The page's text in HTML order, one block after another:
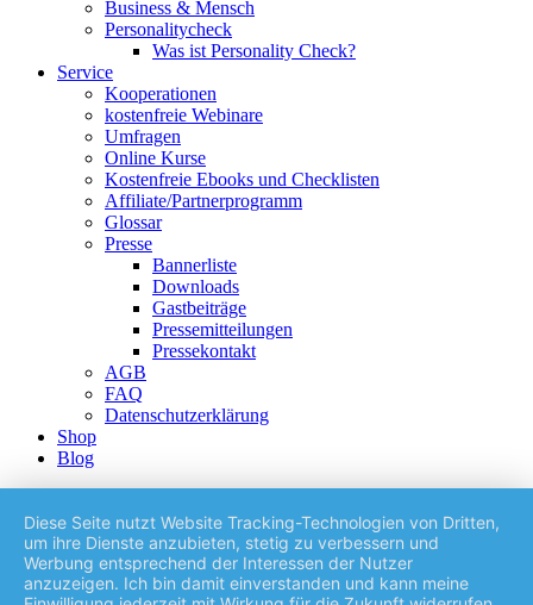
Business & Mensch
Personalitycheck
Was ist Personality Check?
Service
Kooperationen
kostenfreie Webinare
Umfragen
Online Kurse
Kostenfreie Ebooks und Checklisten
Affiliate/Partnerprogramm
Glossar
Presse
Bannerliste
Downloads
Gastbeiträge
Pressemitteilungen
Pressekontakt
AGB
FAQ
Datenschutzerklärung
Shop
Blog
Diese Seite nutzt Website Tracking-Technologien von Dritten,
um ihre Dienste anzubieten, stetig zu verbessern und
Werbung entsprechend der Interessen der Nutzer
anzuzeigen. Ich bin damit einverstanden und kann meine